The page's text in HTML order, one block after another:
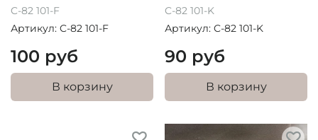
C-82 101-F
Артикул: C-82 101-F
100 руб
В корзину
C-82 101-K
Артикул: C-82 101-K
90 руб
В корзину